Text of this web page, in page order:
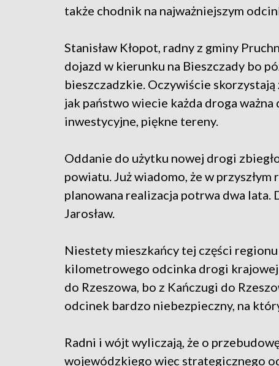
także chodnik na najważniejszym
Stanisław Kłopot, radny z gminy
dojazd w kierunku na Bieszczady bo
bieszczadzkie. Oczywiście
jak państwo wiecie każda droga
inwestycyjne, piękne tereny.
Oddanie do użytku nowej drogi
powiatu. Już wiadomo, że w
planowana realizacja potrwa dwa lata.
Jarosław.
Niestety mieszkańcy tej części
kilometrowego odcinka drogi krajowej
do Rzeszowa, bo z Kańczugi do
odcinek bardzo niebezpieczny, na
Radni i wójt wyliczają, że o
wojewódzkiego więc strategicznego